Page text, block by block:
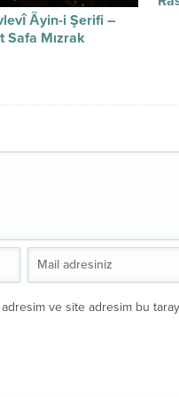
Âyin-i Şerifi –
Safa Mızrak
ve site adresim bu